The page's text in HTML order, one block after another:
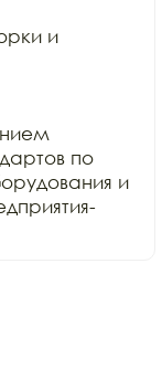
и
по
и